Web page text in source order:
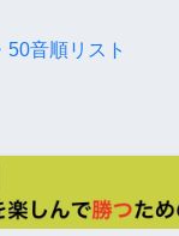
音順リスト